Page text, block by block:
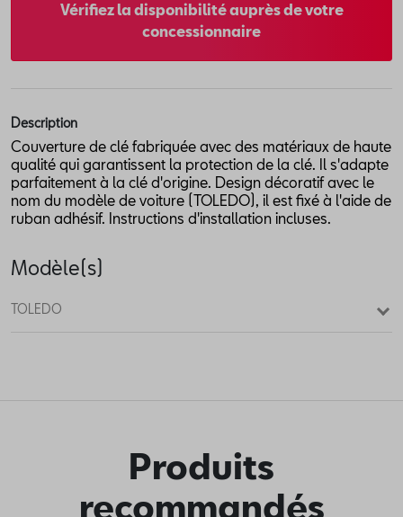
Vérifiez la disponibilité auprès de votre
concessionnaire
Description
Couverture de clé fabriquée avec des matériaux de haute
qualité qui garantissent la protection de la clé. Il s'adapte
parfaitement à la clé d'origine. Design décoratif avec le
nom du modèle de voiture (TOLEDO), il est fixé à l'aide de
ruban adhésif. Instructions d'installation incluses.
Modèle(s)
TOLEDO
Produits
recommandés